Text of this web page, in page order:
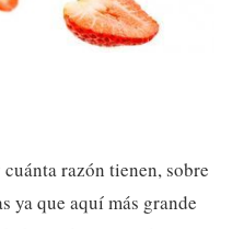
razón tienen, sobre
ya que aquí más grande